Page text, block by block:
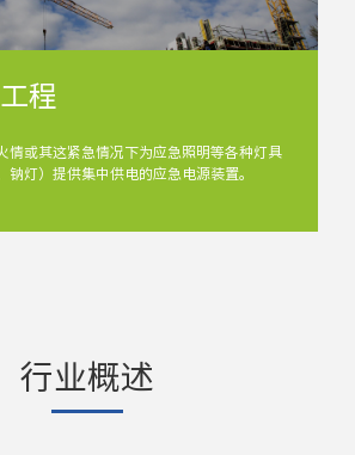
程
情或其这紧急情况下为应急照明等各种灯具
钠灯）提供集中供电的应急电源装置。
行业概述